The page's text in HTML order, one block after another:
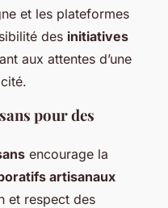
et les plateformes
des initiatives
aux attentes d’une
pour des
encourage la
artisanaux
et respect des